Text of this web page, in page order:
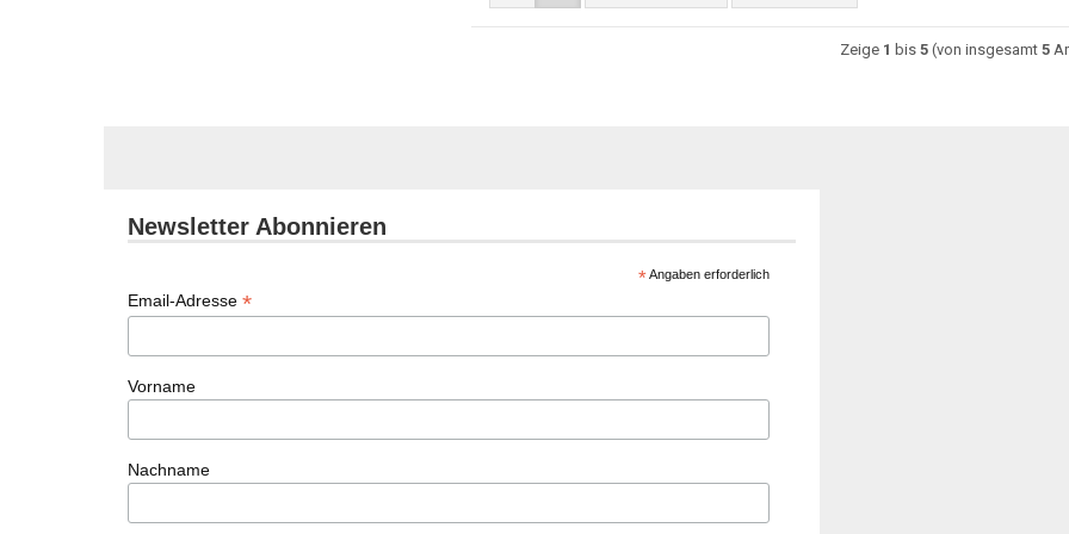
Zeige 1 bis5 (von insgesamt5
Newsletter Abonnieren
*Angaben erforderlich
Email-Adresse *
Vorname
Nachname